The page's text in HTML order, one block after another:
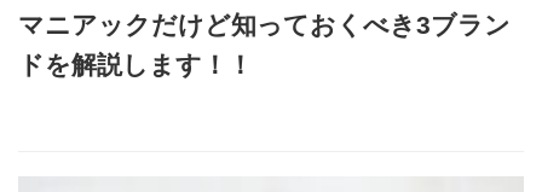
マニアックだけど知っておくべき3ブラン
ドを解説します！！